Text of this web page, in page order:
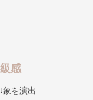
感
を演出